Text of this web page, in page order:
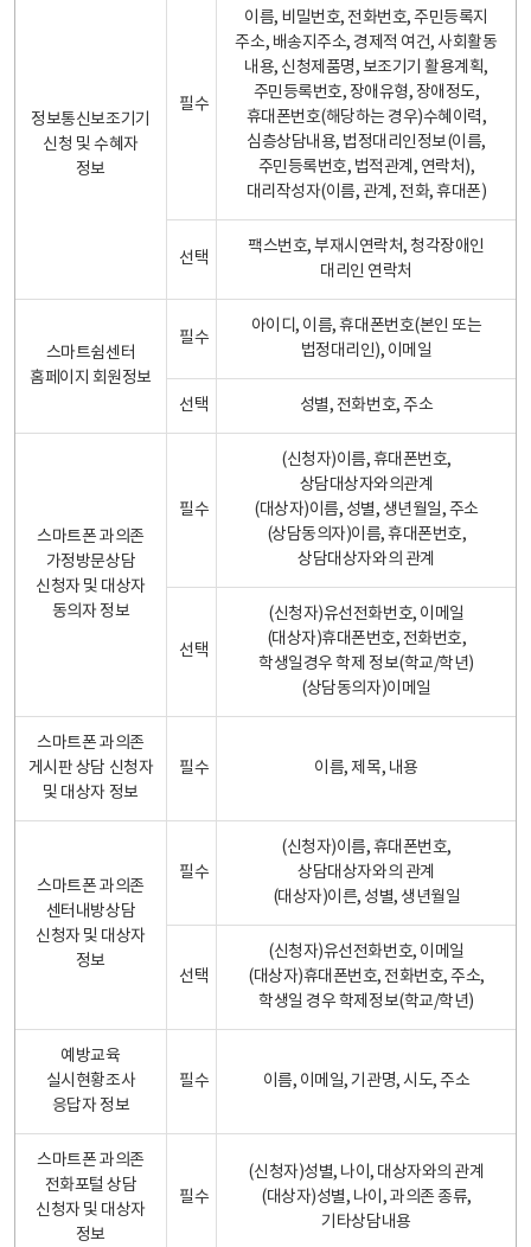
정보통신보조기기
신청 및 수혜자
정보
필수
이름, 비밀번호, 전화번호, 주민등록지
주소, 배송지주소, 경제적 여건, 사회활동
내용, 신청제품명, 보조기기 활용계획,
주민등록번호, 장애유형, 장애정도,
휴대폰번호(해당하는 경우)수혜이력,
심층상담내용, 법정대리인정보(이름,
주민등록번호, 법적관계, 연락처),
대리작성자(이름, 관계, 전화, 휴대폰)
선택
팩스번호, 부재시연락처, 청각장애인
대리인 연락처
스마트쉼센터
홈페이지 회원정보
필수
아이디, 이름, 휴대폰번호(본인 또는
법정대리인), 이메일
선택 성별, 전화번호, 주소
스마트폰 과의존
가정방문상담
신청자 및 대상자
동의자 정보
필수
(신청자)이름, 휴대폰번호,
상담대상자와의관계
(대상자)이름, 성별, 생년월일, 주소
(상담동의자)이름, 휴대폰번호,
상담대상자와의 관계
선택
(신청자)유선전화번호, 이메일
(대상자)휴대폰번호, 전화번호,
학생일경우 학제 정보(학교/학년)
(상담동의자)이메일
스마트폰 과의존
게시판 상담 신청자
및 대상자 정보
필수 이름, 제목, 내용
스마트폰 과의존
센터내방상담
신청자 및 대상자
정보
필수
(신청자)이름, 휴대폰번호,
상담대상자와의 관계
(대상자)이른, 성별, 생년월일
선택
(신청자)유선전화번호, 이메일
(대상자)휴대폰번호, 전화번호, 주소,
학생일 경우 학제정보(학교/학년)
예방교육
실시현황조사
응답자 정보
필수 이름, 이메일, 기관명, 시도, 주소
스마트폰 과의존
전화포털 상담
신청자 및 대상자
정보
필수
(신청자)성별, 나이, 대상자와의 관계
(대상자)성별, 나이, 과의존 종류,
기타상담내용